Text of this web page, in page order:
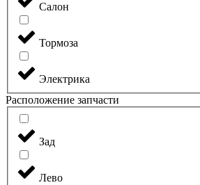
Салон
Тормоза
Электрика
Расположение запчасти
Зад
Лево